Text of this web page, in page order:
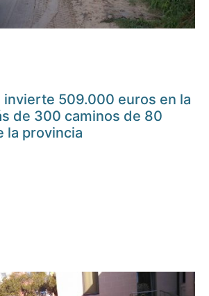
invierte 509.000 euros en la
de 300 caminos de 80
la provincia